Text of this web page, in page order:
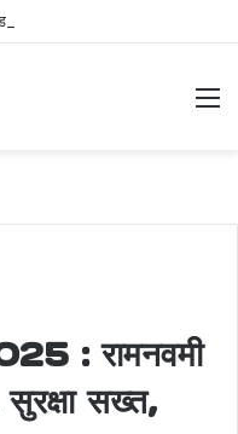
: रामनवमी
सख्त,